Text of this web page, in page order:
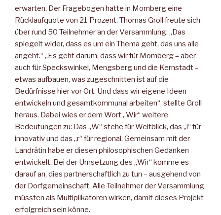
erwarten. Der Fragebogen hatte in Momberg eine
Rücklaufquote von 21 Prozent. Thomas Groll freute sich
über rund 50 Teilnehmer an der Versammlung: „Das
spiegelt wider, dass es um ein Thema geht, das uns alle
angeht.“ „Es geht darum, dass wir für Momberg – aber
auch für Speckswinkel, Mengsberg und die Kernstadt –
etwas aufbauen, was zugeschnitten ist auf die
Bedürfnisse hier vor Ort. Und dass wir eigene Ideen
entwickeln und gesamtkommunal arbeiten“, stellte Groll
heraus. Dabei wies er dem Wort „Wir“ weitere
Bedeutungen zu: Das „W“ stehe für Weitblick, das „i“ für
innovativ und das „r“ für regional. Gemeinsam mit der
Landrätin habe er diesen philosophischen Gedanken
entwickelt. Bei der Umsetzung des „Wir“ komme es
darauf an, dies partnerschaftlich zu tun – ausgehend von
der Dorfgemeinschaft. Alle Teilnehmer der Versammlung
müssten als Multiplikatoren wirken, damit dieses Projekt
erfolgreich sein könne.